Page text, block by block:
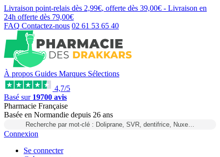
Livraison point-relais dès 2,99€, offerte dès 39,00€ - Livraison en
24h offerte dès 79,00€
FAQ Contactez-nous 02 61 53 65 40
À propos Guides Marques Sélections
4,7/5
Basé sur 19700 avis
Pharmacie Française
Basée en Normandie depuis 26 ans
Recherche par mot-clé : Doliprane, SVR, dentifrice, Nuxe…
Connexion
Se connecter